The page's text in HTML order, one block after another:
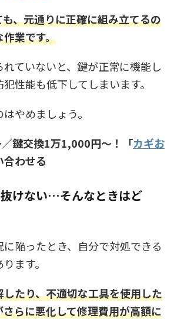
、元通りに正確に組み立てるの
業です。
ていないと、鍵が正常に機能し
性能も低下してしまいます。
やめましょう。
鍵交換1万1,000円〜！「カギお
合わせる
けない…そんなときはど
陥ったとき、自分で対処できる
ます。
たり、不適切な工具を使用した
らに悪化して修理費用が高額に